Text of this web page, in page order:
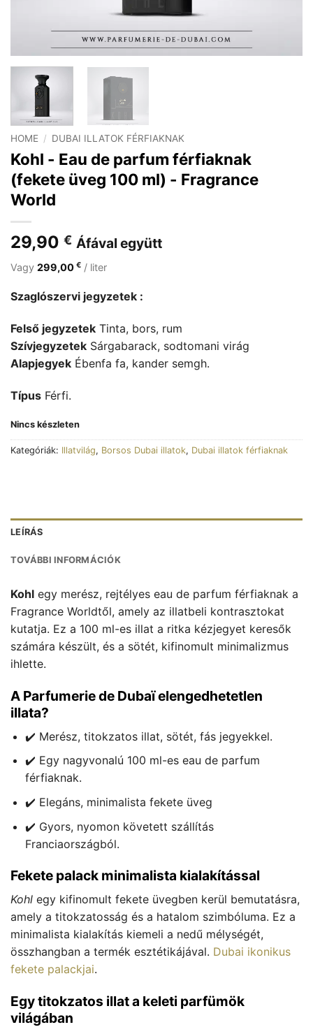
HOME / DUBAI ILLATOK FÉRFIAKNAK
Kohl - Eau de parfum férfiaknak
(fekete üveg 100 ml) - Fragrance
World
29,90 € Áfával együtt
Vagy 299,00 € / liter
Szaglószervi jegyzetek :
Felső jegyzetek Tinta, bors, rum
Szívjegyzetek Sárgabarack, sodtomani virág
Alapjegyek Ébenfa fa, kander semgh.
Típus Férfi.
Nincs készleten
Kategóriák: Illatvilág, Borsos Dubai illatok, Dubai illatok férfiaknak
LEÍRÁS
TOVÁBBI INFORMÁCIÓK
Kohl egy merész, rejtélyes eau de parfum férfiaknak a
Fragrance Worldtől, amely az illatbeli kontrasztokat
kutatja. Ez a 100 ml-es illat a ritka kézjegyet keresők
számára készült, és a sötét, kifinomult minimalizmus
ihlette.
A Parfumerie de Dubaï elengedhetetlen
illata?
✔️ Merész, titokzatos illat, sötét, fás jegyekkel.
✔️ Egy nagyvonalú 100 ml-es eau de parfum
férfiaknak.
✔️ Elegáns, minimalista fekete üveg
✔️ Gyors, nyomon követett szállítás
Franciaországból.
Fekete palack minimalista kialakítással
Kohl egy kifinomult fekete üvegben kerül bemutatásra,
amely a titokzatosság és a hatalom szimbóluma. Ez a
minimalista kialakítás kiemeli a nedű mélységét,
összhangban a termék esztétikájával. Dubai ikonikus
fekete palackjai.
Egy titokzatos illat a keleti parfümök
világában